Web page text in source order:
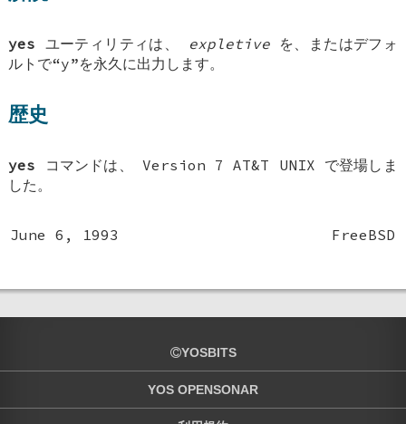
yes ユーティリティは、 expletiveを、またはデフォ
ルトで“y”を永久に出力します。
歴史
yes コマンドは、 Version 7 AT&T UNIX で登場しま
した。
June 6, 1993 FreeBSD
YOSBITS
YOS OPENSONAR